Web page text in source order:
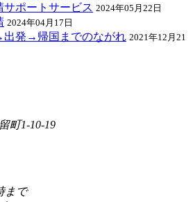
ポートサービス 2024年05月22日
2024年04月17日
発→帰国までのながれ 2021年12月21
町1-10-19
まで